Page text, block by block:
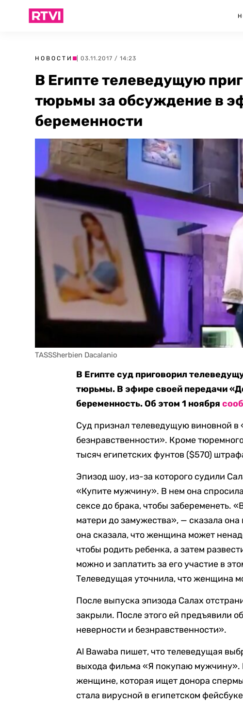
НОВОСТИ | 03.11.2017 / 14:23
В Египте телеведущую
тюрьмы за обсуждение в
беременности
TASSSherbien Dacalanio
В Египте суд приговорил
тюрьмы. В эфире своей передачи
беременность. Об этом 1 ноября
Суд признал телеведущую виновной в
безнравственности». Кроме
тысяч египетских фунтов ($570)
Эпизод шоу, из-за которого судили
«Купите мужчину». В нем она
сексе до брака, чтобы забеременеть.
матери до замужества», — сказала
она сказала, что женщина может
чтобы родить ребенка, а затем
можно и заплатить за его участие в
Телеведущая уточнила, что женщина
После выпуска эпизода Салах
закрыли. После этого ей предъявили
неверности и безнравственности».
Al Bawaba пишет, что телеведущая
выхода фильма «Я покупаю мужчину».
женщине, которая ищет донора
стала вирусной в египетском